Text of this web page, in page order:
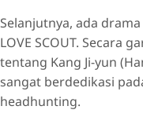
Selanjutnya, ada
LOVE SCOUT. Secara
tentang Kang Ji-yun
sangat berdedikasi
headhunting.